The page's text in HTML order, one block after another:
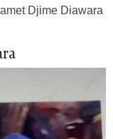
Djime Diawara